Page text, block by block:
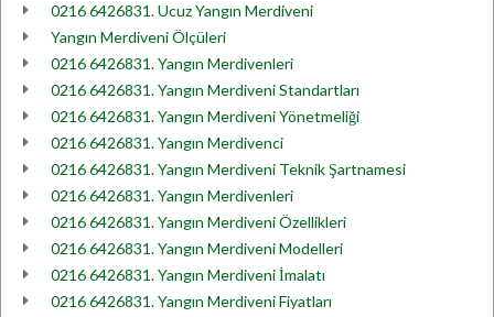
0216 6426831. Ucuz Yangın Merdiveni
Yangın Merdiveni Ölçüleri
0216 6426831. Yangın Merdivenleri
0216 6426831. Yangın Merdiveni Standartları
0216 6426831. Yangın Merdiveni Yönetmeliği
0216 6426831. Yangın Merdivenci
0216 6426831. Yangın Merdiveni Teknik Şartnamesi
0216 6426831. Yangın Merdivenleri
0216 6426831. Yangın Merdiveni Özellikleri
0216 6426831. Yangın Merdiveni Modelleri
0216 6426831. Yangın Merdiveni İmalatı
0216 6426831. Yangın Merdiveni Fiyatları